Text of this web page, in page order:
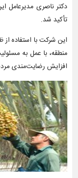
دکتر ناصری مدیرعامل
تأکید شد.
این شرکت با استفاده
منطقه، با عمل به
افزایش رضایت‌مندی